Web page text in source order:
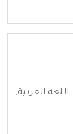
, اللغة العربية,